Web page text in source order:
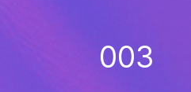
003